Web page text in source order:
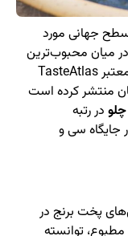
سطح جهانی مورد
در میان محبوب‌ترین
غذاهای برنجی دنیا تثبیت کنند. وب‌سایت معتبر TasteAtlas
منتشر کرده است
چلو در رتبه
جایگاه سی و
پخت برنج در
توانسته